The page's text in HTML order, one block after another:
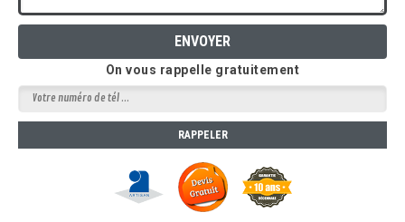
On vous rappelle gratuitement